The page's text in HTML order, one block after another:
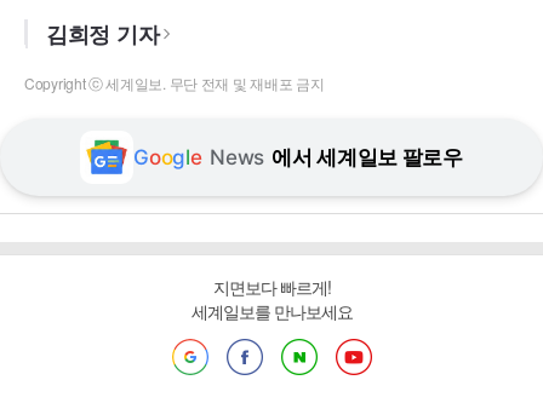
김희정 기자
Copyright ⓒ 세계일보. 무단 전재 및 재배포 금지
Google News 에서 세계일보 팔로우
지면보다 빠르게!
세계일보를 만나보세요